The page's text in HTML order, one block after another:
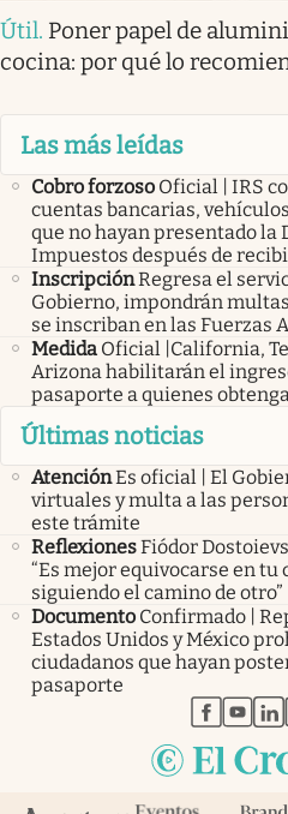
Útil. Poner papel de
cocina: por qué lo
Las más leídas
Cobro forzoso Oficial | IRS
cuentas bancarias,
que no hayan presentado la
Impuestos después de
InscripciónRegresa el
Gobierno, impondrán
se inscriban en las Fuerzas
Medida Oficial |California,
Arizona habilitarán el
pasaporte a quienes
Últimas noticias
AtenciónEs oficial | El
virtuales y multa a las
este trámite
ReflexionesFiódor
“Es mejor equivocarse en
siguiendo el camino de otro”
Documento Confirmado |
Estados Unidos y México
ciudadanos que hayan
pasaporte
abre en